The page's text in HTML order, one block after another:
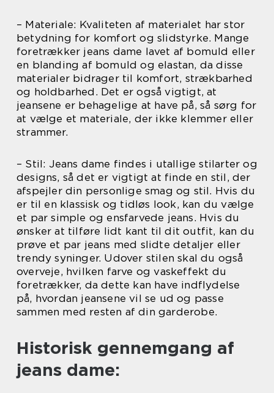
– Materiale: Kvaliteten af materialet har stor
betydning for komfort og slidstyrke. Mange
foretrækker jeans dame lavet af bomuld eller
en blanding af bomuld og elastan, da disse
materialer bidrager til komfort, strækbarhed
og holdbarhed. Det er også vigtigt, at
jeansene er behagelige at have på, så sørg for
at vælge et materiale, der ikke klemmer eller
strammer.
– Stil: Jeans dame findes i utallige stilarter og
designs, så det er vigtigt at finde en stil, der
afspejler din personlige smag og stil. Hvis du
er til en klassisk og tidløs look, kan du vælge
et par simple og ensfarvede jeans. Hvis du
ønsker at tilføre lidt kant til dit outfit, kan du
prøve et par jeans med slidte detaljer eller
trendy syninger. Udover stilen skal du også
overveje, hvilken farve og vaskeffekt du
foretrækker, da dette kan have indflydelse
på, hvordan jeansene vil se ud og passe
sammen med resten af din garderobe.
Historisk gennemgang af
jeans dame: